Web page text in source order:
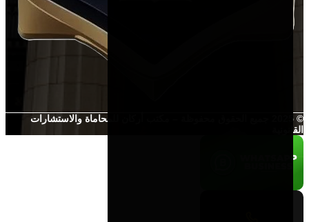
© 2025 جميع الحقوق محفوظة – مكتب أركان للمحاماة والاستشارات
القانونية